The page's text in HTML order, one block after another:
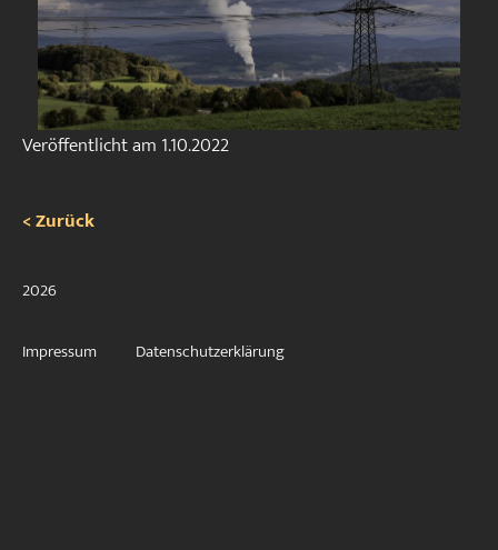
Veröffentlicht am 1.10.2022
< Zurück
2026
Impressum Datenschutzerklärung